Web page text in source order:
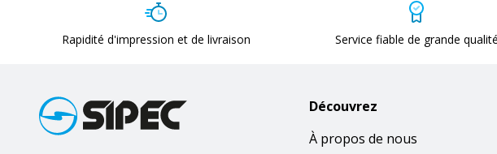
Rapidité d'impression et de livraison Service fiable de grande qualité
Découvrez
À propos de nous